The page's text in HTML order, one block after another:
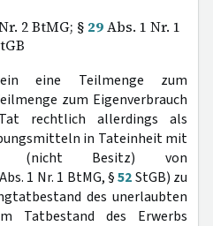
2 BtMG; § 29Abs. 1 Nr. 1
eine Teilmenge zum
zum Eigenverbrauch
rechtlich allerdings als
in Tateinheit mit
(nicht Besitz) von
1 Nr. 1 BtMG, §52StGB) zu
des unerlaubten
Tatbestand des Erwerbs